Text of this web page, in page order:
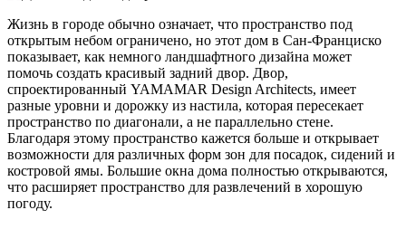
Жизнь в городе обычно означает, что пространство под
открытым небом ограничено, но этот дом в Сан-Франциско
показывает, как немного ландшафтного дизайна может
помочь создать красивый задний двор. Двор,
спроектированный YAMAMAR Design Architects, имеет
разные уровни и дорожку из настила, которая пересекает
пространство по диагонали, а не параллельно стене.
Благодаря этому пространство кажется больше и открывает
возможности для различных форм зон для посадок, сидений и
костровой ямы. Большие окна дома полностью открываются,
что расширяет пространство для развлечений в хорошую
погоду.